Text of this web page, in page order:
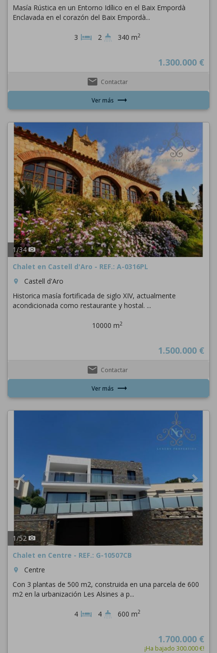
Masía Rústica en un Entorno Idílico en el Baix Empordà
Enclavada en el corazón del Baix Empordà...
3 2 340 m2
1.300.000 €
email Contactar
Ver más trending_flat
Previous Next
1/34
Chalet en Castell d'Aro - REF.: A-0316PL
room
Castell d'Aro
Historica masía fortificada de siglo XIV, actualmente
acondicionada como restaurante y hostal. ...
10000 m2
1.500.000 €
email Contactar
Ver más trending_flat
Previous Next
1/52
Chalet en Centre - REF.: G-10507CB
room
Centre
Con 3 plantas de 500 m2, construida en una parcela de 600
m2 en la urbanización Les Alsines a p...
4 4 600 m2
1.700.000 €
¡Ha bajado 300.000 €!